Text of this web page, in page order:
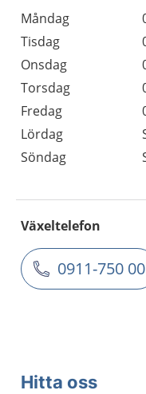
Måndag
Tisdag
Onsdag
Torsdag
Fredag
Lördag
Söndag
Växeltelefon
0911-750 00
Hitta oss